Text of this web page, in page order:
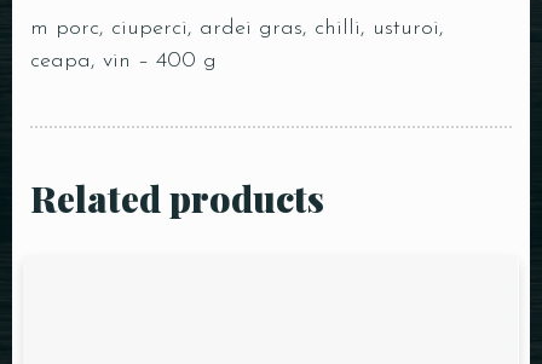
m porc, ciuperci, ardei gras, chilli, usturoi,
ceapa, vin – 400 g
Related products